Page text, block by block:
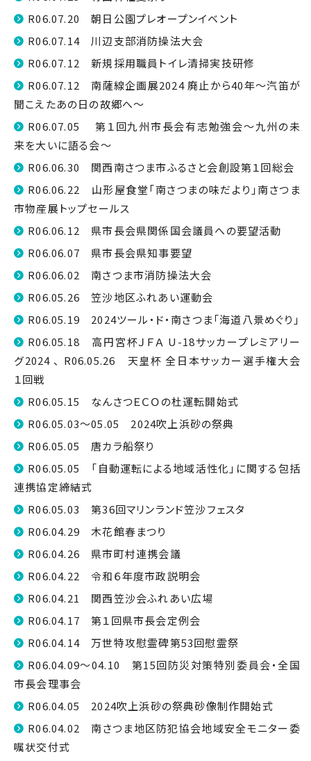
R06.07.20 朝日公園プレオープンイベント
R06.07.14 川辺支部消防操法大会
R06.07.12 新規採用職員トイレ清掃実技研修
R06.07.12 南薩線企画展2024 廃止から40年～汽笛が
聞こえたあの日の故郷へ～
R06.07.05 第１回九州市長会有志勉強会～九州の未
来を大いに語る会～
R06.06.30 関西南さつま市ふるさと会創設第１回総会
R06.06.22 山形屋食堂「南さつまの味だより」南さつま
市物産展トップセールス
R06.06.12 県市長会県関係国会議員への要望活動
R06.06.07 県市長会県知事要望
R06.06.02 南さつま市消防操法大会
R06.05.26 笠沙地区ふれあい運動会
R06.05.19 2024ツール・ド・南さつま「海道八景めぐり」
R06.05.18 高円宮杯ＪＦＡ U-18サッカープレミアリー
グ2024 、 R06.05.26 天皇杯 全日本サッカー選手権大会
１回戦
R06.05.15 なんさつＥＣＯの杜運転開始式
R06.05.03～05.05 2024吹上浜砂の祭典
R06.05.05 唐カラ船祭り
R06.05.05 「自動運転による地域活性化」に関する包括
連携協定締結式
R06.05.03 第36回マリンランド笠沙フェスタ
R06.04.29 木花館春まつり
R06.04.26 県市町村連携会議
R06.04.22 令和６年度市政説明会
R06.04.21 関西笠沙会ふれあい広場
R06.04.17 第１回県市長会定例会
R06.04.14 万世特攻慰霊碑第53回慰霊祭
R06.04.09～04.10 第15回防災対策特別委員会・全国
市長会理事会
R06.04.05 2024吹上浜砂の祭典砂像制作開始式
R06.04.02 南さつま地区防犯協会地域安全モニター委
嘱状交付式